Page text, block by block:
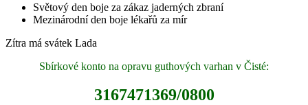
Světový den boje za zákaz jaderných zbraní
Mezinárodní den boje lékařů za mír
Zítra má svátek Lada
Sbírkové konto na opravu guthových varhan v Čisté:
3167471369/0800